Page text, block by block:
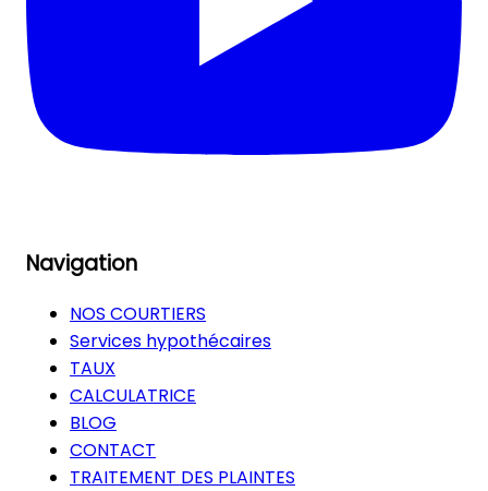
Navigation
NOS COURTIERS
Services hypothécaires
TAUX
CALCULATRICE
BLOG
CONTACT
TRAITEMENT DES PLAINTES